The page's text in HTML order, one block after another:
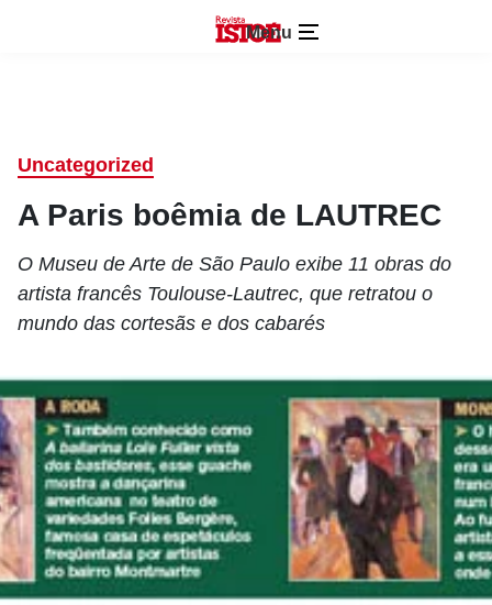
Menu
Uncategorized
A Paris boêmia de LAUTREC
O Museu de Arte de São Paulo exibe 11 obras do
artista francês Toulouse-Lautrec, que retratou o
mundo das cortesãs e dos cabarés